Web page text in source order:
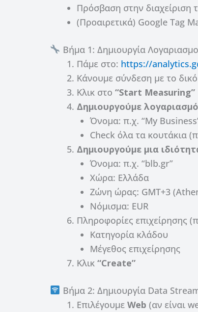
Πρόσβαση στην διαχείριση
(Προαιρετικά) Google Tag
Βήμα 1: Δημιουργία
Πάμε στο: https://
Κάνουμε σύνδεση με το
Κλικ στο “Start Measuring”
Δημιουργούμε λογαριασμό
Όνομα: π.χ. “My
Check όλα τα κουτάκια
Δημιουργούμε μια
Όνομα: π.χ. “blb.gr”
Χώρα: Ελλάδα
Ζώνη ώρας: GMT+3
Νόμισμα: EUR
Πληροφορίες επιχείρησης
Κατηγορία κλάδου
Μέγεθος επιχείρησης
Κλικ “Create”
Βήμα 2: Δημιουργία Data
Επιλέγουμε Web (αν είναι